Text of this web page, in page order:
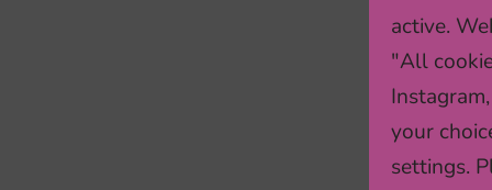
active.
"All
your
settings.